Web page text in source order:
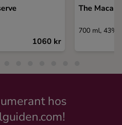
1060 kr
The
700 ml, 43%
hos